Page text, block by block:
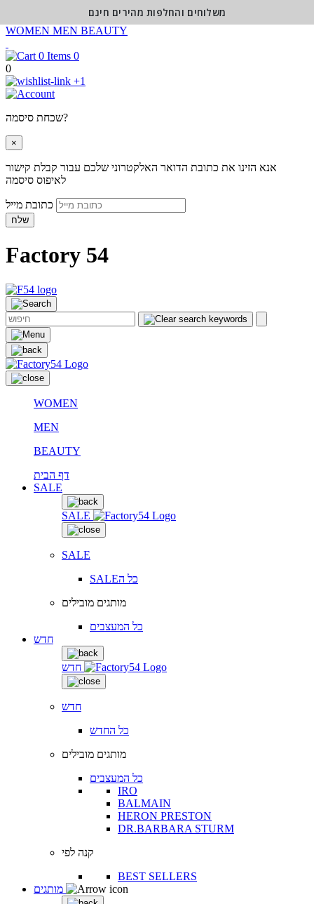
WOMEN MEN BEAUTY
0
0
+1
שכחת סיסמה?
×
אנא הזינו את כתובת הדואר האלקטרוני שלכם עבור קבלת קישור
לאיפוס סיסמה
שלח
Factory 54
WOMEN
MEN
BEAUTY
דף הבית
SALE
SALE
SALE
SALEכל ה
מותגים מובילים
כל המעצבים
חדש
חדש
חדש
כל החדש
מותגים מובילים
כל המעצבים
IRO
BALMAIN
HERON PRESTON
DR.BARBARA STURM
קנה לפי
BEST SELLERS
משלוחים והחלפות מהירים חינם